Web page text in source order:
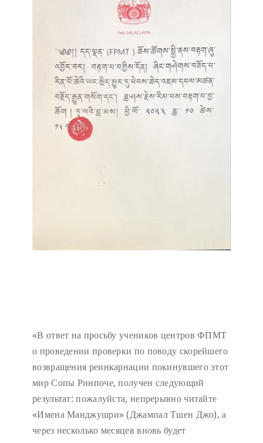
«В ответ на просьбу учеников центров ФПМТ
о проведении проверки по поводу скорейшего
возвращения реинкарнации покинувшего этот
мир Сопы Ринпоче, получен следующий
результат: пожалуйста, непрерывно читайте
«Имена Манджушри» (Джампал Тшен Джо), а
через несколько месяцев вновь будет